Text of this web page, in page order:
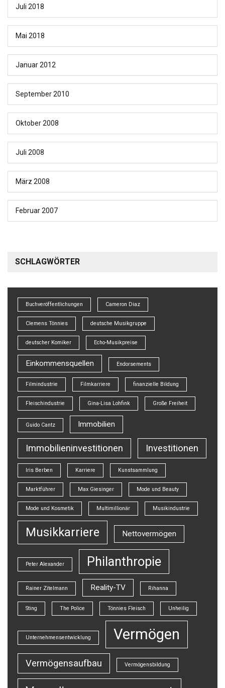
Juli 2018
Mai 2018
Januar 2012
September 2010
Oktober 2008
Juli 2008
März 2008
Februar 2007
SCHLAGWÖRTER
Buchveröffentlichungen Cameron Diaz
Clemens Tönnies deutsche Musikgruppe
deutscher Komiker Echo-Musikpreise
Einkommensquellen Endorsements
Filmindustrie Filmkarriere finanzielle Bildung
Fleischindustrie Gina-Lisa Lohfink Große Freiheit
Guido Cantz Immobilien
Immobilieninvestitionen Investitionen
Iris Berben Karriere Kunstsammlung
Marktführer Max Giesinger Mode und Beauty
Mode und Kosmetik Multimillionär Musikindustrie
Musikkarriere Nettovermögen
Peter Alexander Philanthropie
Rainer Zitelmann Reality-TV Rihanna
Sting The Police Tönnies Fleisch Unheilig
Unternehmensentwicklung Vermögen
Vermögensaufbau Vermögensbildung